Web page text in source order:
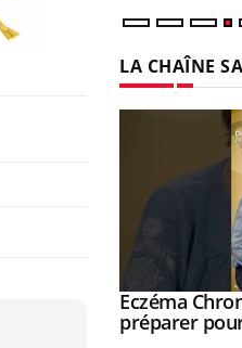
LA CHAÎNE
Youtube
Eczéma
préparer